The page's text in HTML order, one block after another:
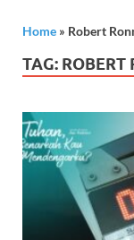
Home » Robert
TAG: ROBERT